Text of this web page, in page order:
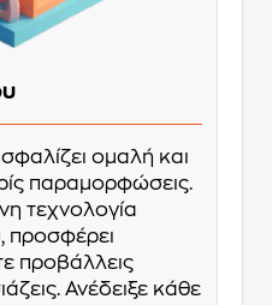
ομαλή και
παραμορφώσεις.
τεχνολογία
προσφέρει
προβάλλεις
Ανέδειξε κάθε